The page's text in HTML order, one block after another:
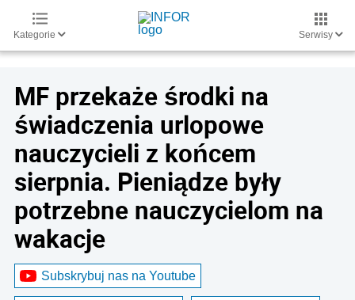
Kategorie Serwisy
MF przekaże środki na
świadczenia urlopowe
nauczycieli z końcem
sierpnia. Pieniądze były
potrzebne nauczycielom na
wakacje
Subskrybuj nas na Youtube